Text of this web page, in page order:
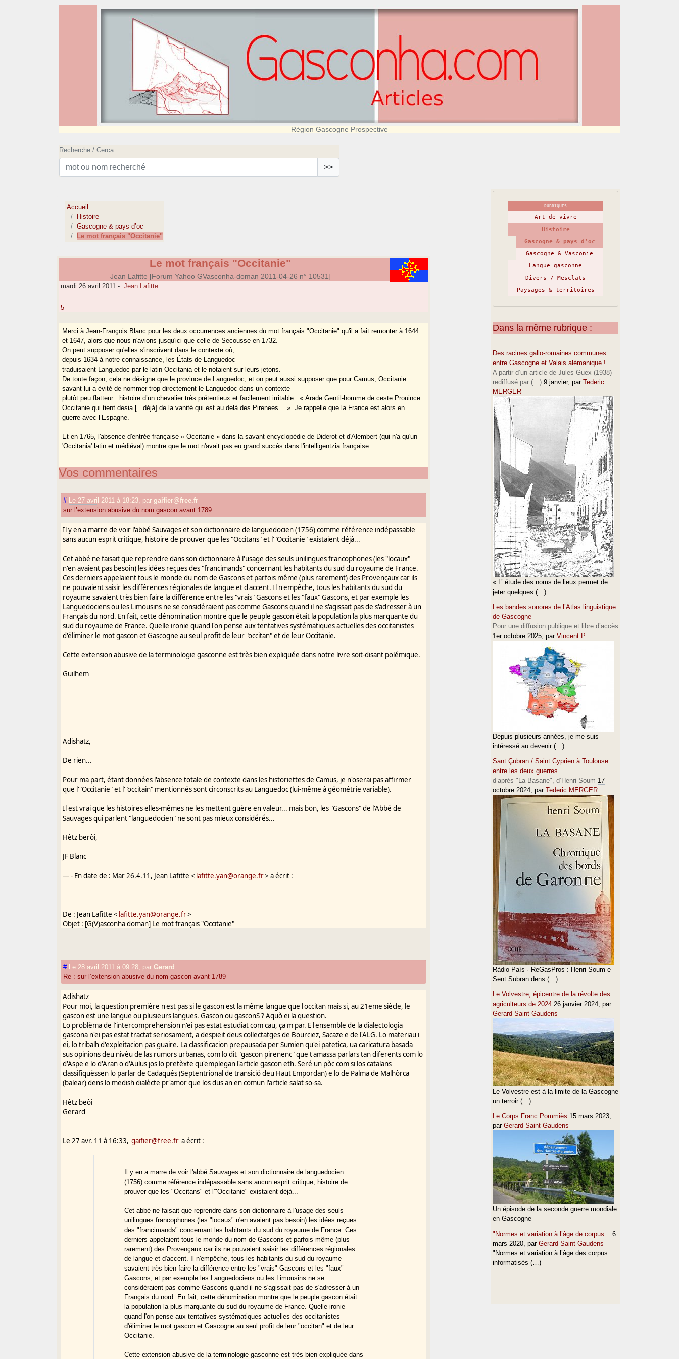
Région Gascogne Prospective
Recherche / Cerca :
>>
Accueil
Histoire
Gascogne & pays d’oc
Le mot français "Occitanie"
Le mot français "Occitanie"
Jean Lafitte [Forum Yahoo GVasconha-doman 2011-04-26 n° 10531]
mardi 26 avril 2011 - Jean Lafitte
5
Merci à Jean-François Blanc pour les deux occurrences anciennes du mot français "Occitanie" qu'il a fait remonter à 1644
et 1647, alors que nous n'avions jusqu'ici que celle de Secousse en 1732.
On peut supposer qu'elles s'inscrivent dans le contexte où,
depuis 1634 à notre connaissance, les États de Languedoc
traduisaient Languedoc par le latin Occitania et le notaient sur leurs jetons.
De toute façon, cela ne désigne que le province de Languedoc, et on peut aussi supposer que pour Camus, Occitanie
savant lui a évité de nommer trop directement le Languedoc dans un contexte
plutôt peu flatteur : histoire d’un chevalier très prétentieux et facilement irritable : « Arade Gentil-homme de ceste Prouince
Occitanie qui tient desia [= déjà] de la vanité qui est au delà des Pirenees… ». Je rappelle que la France est alors en
guerre avec l’Espagne.
Et en 1765, l'absence d'entrée française « Occitanie » dans la savant encyclopédie de Diderot et d'Alembert (qui n'a qu'un
'Occitania' latin et médiéval) montre que le mot n'avait pas eu grand succès dans l'intelligentzia française.
Vos commentaires
# Le 27 avril 2011 à 18:23 pargaifier@free.fr
sur l’extension abusive du nom gascon avant 1789
Il y en a marre de voir l'abbé Sauvages et son dictionnaire de languedocien (1756) comme référence indépassable
sans aucun esprit critique, histoire de prouver que les "Occitans" et l'"Occitanie" existaient déjà...
Cet abbé ne faisait que reprendre dans son dictionnaire à l'usage des seuls unilingues francophones (les "locaux"
n'en avaient pas besoin) les idées reçues des "francimands" concernant les habitants du sud du royaume de France.
Ces derniers appelaient tous le monde du nom de Gascons et parfois même (plus rarement) des Provençaux car ils
ne pouvaient saisir les différences régionales de langue et d'accent. Il n'empêche, tous les habitants du sud du
royaume savaient très bien faire la différence entre les "vrais" Gascons et les "faux" Gascons, et par exemple les
Languedociens ou les Limousins ne se considéraient pas comme Gascons quand il ne s'agissait pas de s'adresser à un
Français du nord. En fait, cette dénomination montre que le peuple gascon était la population la plus marquante du
sud du royaume de France. Quelle ironie quand l'on pense aux tentatives systématiques actuelles des occitanistes
d'éliminer le mot gascon et Gascogne au seul profit de leur "occitan" et de leur Occitanie.
Cette extension abusive de la terminologie gasconne est très bien expliquée dans notre livre soit-disant polémique.
Guilhem
Adishatz,
De rien...
Pour ma part, étant données l'absence totale de contexte dans les historiettes de Camus, je n'oserai pas affirmer
que l'"Occitanie" et l'"occitain" mentionnés sont circonscrits au Languedoc (lui-même à géométrie variable).
Il est vrai que les histoires elles-mêmes ne les mettent guère en valeur... mais bon, les "Gascons" de l'Abbé de
Sauvages qui parlent "languedocien" ne sont pas mieux considérés...
Hètz beròi,
JF Blanc
— - En date de : Mar 26.4.11, Jean Lafitte < lafitte.yan@orange.fr> a écrit :
De : Jean Lafitte < lafitte.yan@orange.fr>
Objet : [G(V)asconha doman] Le mot français "Occitanie"
1644 et 1647, alors que nous n'avions jusqu'ici que celle de Secousse en 1732.
On peut supposer qu'elles s'inscrivent dans le contexte où, depuis 1634 à notre connaissance, les
# Le 28 avril 2011 à 09:28 parGerard
Re : sur l’extension abusive du nom gascon avant 1789
Adishatz
Pour moi, la question première n'est pas si le gascon est la même langue que l'occitan mais si, au 21eme siècle, le
gascon est une langue ou plusieurs langues. Gascon ou gasconS ? Aquò ei la question.
Lo problèma de l'intercomprehension n'ei pas estat estudiat com cau, ça'm par. E l'ensemble de la dialectologia
gascona n'ei pas estat tractat seriosament, a despieit deus collectatges de Bourciez, Sacaze e de l'ALG. Lo materiau i
ei, lo tribalh d'expleitacion pas guaire. La classificacion prepausada per Sumien qu'ei patetica, ua caricatura basada
sus opinions deu nivèu de las rumors urbanas, com lo dit "gascon pirenenc" que t'amassa parlars tan diferents com lo
d'Aspe e lo d'Aran o d'Aulus jos lo pretèxte qu'emplegan l'article gascon eth. Seré un pòc com si los catalans
classifiquèssen lo parlar de Cadaqués (Septentrional de transició deu Haut Empordan) e lo de Palma de Malhòrca
(balear) dens lo medish dialècte pr'amor que los dus an en comun l'article salat so-sa.
Hètz beòi
Gerard
Le 27 avr. 11 à 16:33, gaifier@free.fr a écrit :
Il y en a marre de voir l'abbé Sauvages et son dictionnaire de languedocien
(1756) comme référence indépassable sans aucun esprit critique, histoire de
prouver que les "Occitans" et l'"Occitanie" existaient déjà...
Cet abbé ne faisait que reprendre dans son dictionnaire à l'usage des seuls
unilingues francophones (les "locaux" n'en avaient pas besoin) les idées reçues
des "francimands" concernant les habitants du sud du royaume de France. Ces
derniers appelaient tous le monde du nom de Gascons et parfois même (plus
rarement) des Provençaux car ils ne pouvaient saisir les différences régionales
de langue et d'accent. Il n'empêche, tous les habitants du sud du royaume
savaient très bien faire la différence entre les "vrais" Gascons et les "faux"
Gascons, et par exemple les Languedociens ou les Limousins ne se
considéraient pas comme Gascons quand il ne s'agissait pas de s'adresser à un
Français du nord. En fait, cette dénomination montre que le peuple gascon était
la population la plus marquante du sud du royaume de France. Quelle ironie
quand l'on pense aux tentatives systématiques actuelles des occitanistes
d'éliminer le mot gascon et Gascogne au seul profit de leur "occitan" et de leur
Occitanie.
Cette extension abusive de la terminologie gasconne est très bien expliquée dans
RUBRIQUES
Art de vivre
Histoire
Gascogne & pays d’oc
Gascogne & Vasconie
Langue gasconne
Divers / Mesclats
Paysages & territoires
Dans la même rubrique :
Des racines gallo-romaines communes
entre Gascogne et Valais alémanique !
A partir d’un article de Jules Guex (1938)
rediffusé par (…) 9 janvier, par Tederic
MERGER
« L’ étude des noms de lieux permet de
jeter quelques (…)
Les bandes sonores de l’Atlas linguistique
de Gascogne
Pour une diffusion publique et libre d’accès
1er octobre 2025, par Vincent P.
Depuis plusieurs années, je me suis
intéressé au devenir (…)
Sant Çubran / Saint Cyprien à Toulouse
entre les deux guerres
d’après "La Basane", d’Henri Soum 17
octobre 2024, par Tederic MERGER
Ràdio País · ReGasPros : Henri Soum e
Sent Subran dens (…)
Le Volvestre, épicentre de la révolte des
agriculteurs de 2024 26 janvier 2024, par
Gerard Saint-Gaudens
Le Volvestre est à la limite de la Gascogne
un terroir (…)
Le Corps Franc Pommiès 15 mars 2023,
par Gerard Saint-Gaudens
Un épisode de la seconde guerre mondiale
en Gascogne
"Normes et variation à l’âge de corpus... 6
mars 2020, par Gerard Saint-Gaudens
"Normes et variation à l’âge des corpus
informatisés (…)